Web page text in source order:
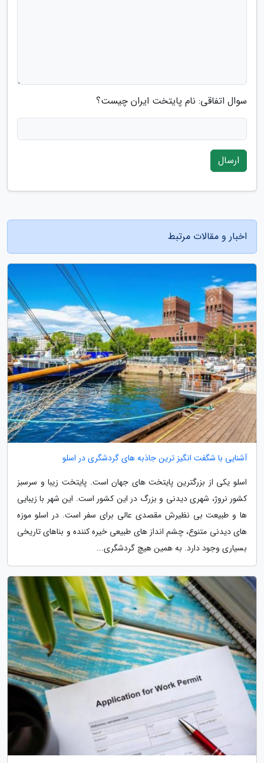
سوال اتفاقی: نام پایتخت ایران چیست؟
ارسال
اخبار و مقالات مرتبط
آشنایی با شگفت انگیز ترین جاذبه های گردشگری در اسلو
اسلو یکی از بزرگترین پایتخت های جهان است. پایتخت زیبا و سرسبز
کشور نروژ، شهری دیدنی و بزرگ در این کشور است. این شهر با زیبایی
ها و طبیعت بی نظیرش مقصدی عالی برای سفر است. در اسلو موزه
های دیدنی متنوع، چشم انداز های طبیعی خیره کننده و بناهای تاریخی
بسیاری وجود دارد. به همین هیچ گردشگری...